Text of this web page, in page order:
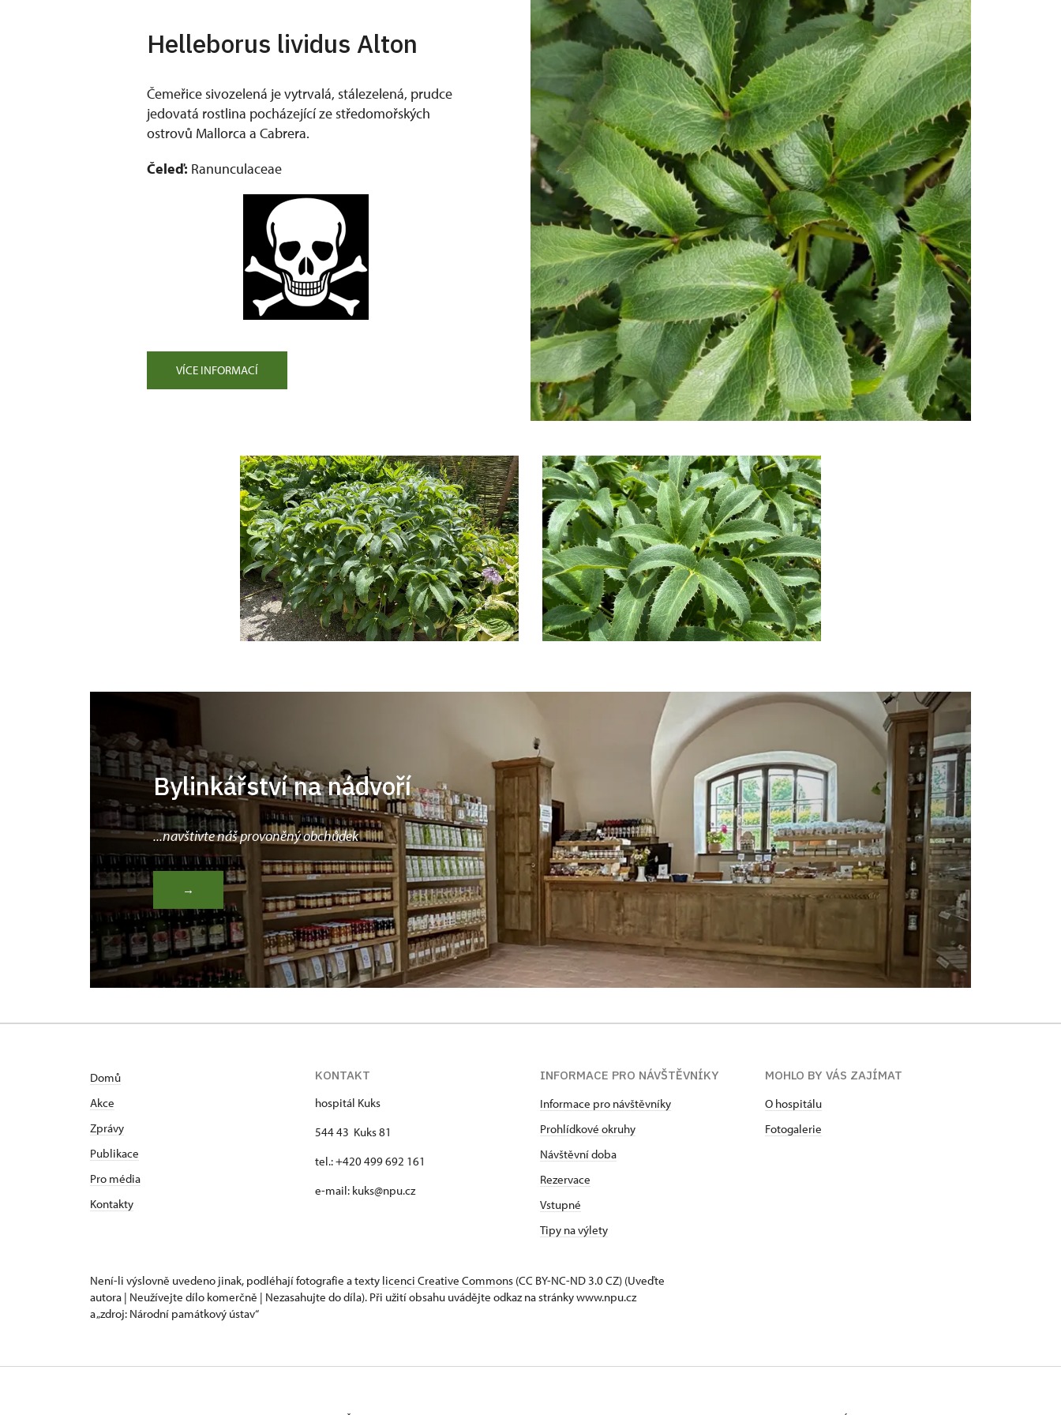
Helleborus lividus Alton
Čemeřice sivozelená je vytrvalá, stálezelená, prudce
jedovatá rostlina pocházející ze středomořských
ostrovů Mallorca a Cabrera.
Čeleď: Ranunculaceae
VÍCE INFORMACÍ
Bylinkářství na nádvoří
...navštivte náš provoněný obchůdek
→
Domů
Akce
Zprávy
Publikace
Pro média
Kontakty
KONTAKT
hospitál Kuks
544 43 Kuks 81
tel.: +420 499 692 161
e-mail: kuks@npu.cz
INFORMACE PRO NÁVŠTĚVNÍKY
Informace pro návštěvníky
Prohlídkové okruhy
Návštěvní doba
Rezervace
Vstupné
Tipy na výlety
MOHLO BY VÁS ZAJÍMAT
O hospitálu
Fotogalerie
Není-li výslovně uvedeno jinak, podléhají fotografie a texty licenci Creative Commons (CC BY-NC-ND 3.0 CZ) (Uveďte
autora | Neužívejte dílo komerčně | Nezasahujte do díla). Při užití obsahu uvádějte odkaz na stránky www.npu.cz
a „zdroj: Národní památkový ústav“